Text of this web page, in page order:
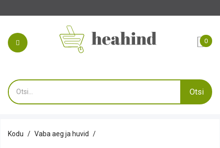
0
Otsi
Kodu Vaba aeg ja huvid